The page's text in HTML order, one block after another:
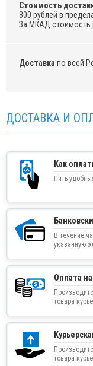
Стоимость
300 рублей в
За МКАД стоимость
Доставка по всей
ДОСТАВКА И
Как
Пять
В течение
указанную
Оплата
товара
товара